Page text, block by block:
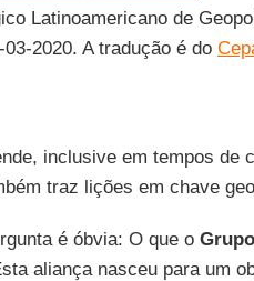
Latinoamericano de
03-2020. A tradução é do
inclusive em tempos de
traz lições em chave
é óbvia: O que o
aliança nasceu para um